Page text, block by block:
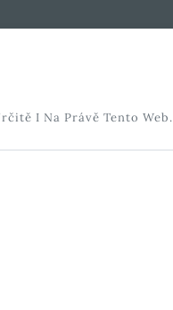
I Na Právě Tento Web.